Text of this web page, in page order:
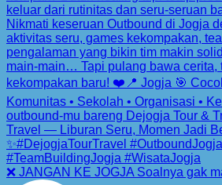
❌ JANGAN KE JOGJA Soalnya gak